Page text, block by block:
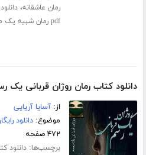
رمان عاشقانه،
pdf رمان شبیه یک مرداب
دانلود کتاب رمان روژان قربانی یک
از:آسایا آریایی
موضوع:دانلود
۴۷۲ صفحه
برچسب‌ها:دانلود